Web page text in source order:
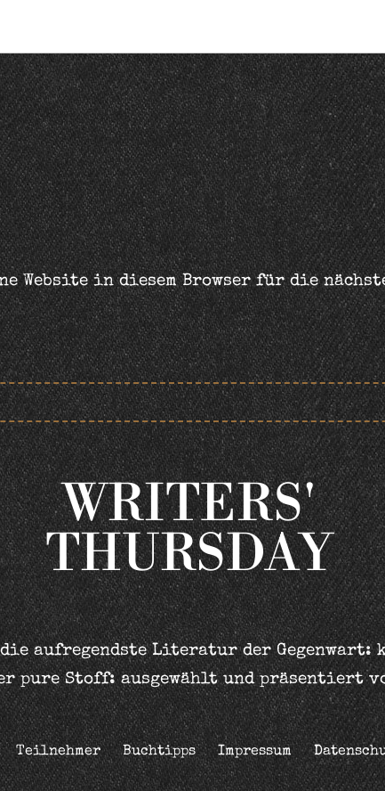
Website in diesem Browser für die
WRITERS'
THURSDAY
aufregendste Literatur der Gegenwart:
pure Stoff: ausgewählt und präsentiert
Teilnehmer Buchtipps Impressum